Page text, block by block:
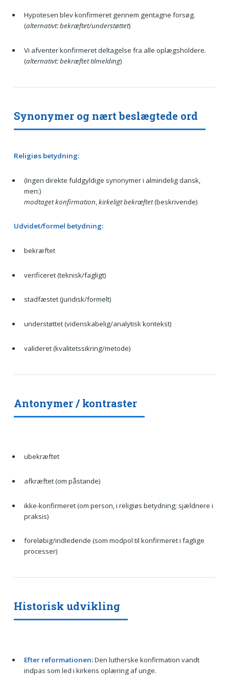
Hypotesen blev konfirmeret gennem gentagne forsøg.
(alternativt: bekræftet/understøttet)
Vi afventer konfirmeret deltagelse fra alle oplægsholdere.
(alternativt: bekræftet tilmelding)
Synonymer og nært beslægtede ord
Religiøs betydning:
(Ingen direkte fuldgyldige synonymer i almindelig dansk,
men:)
modtaget konfirmation,kirkeligt bekræftet(beskrivende)
Udvidet/formel betydning:
bekræftet
verificeret (teknisk/fagligt)
stadfæstet (juridisk/formelt)
understøttet (videnskabelig/analytisk kontekst)
valideret (kvalitetssikring/metode)
Antonymer / kontraster
ubekræftet
afkræftet (om påstande)
ikke-konfirmeret (om person, i religiøs betydning; sjældnere i
praksis)
foreløbig/indledende (som modpol til konfirmeret i faglige
processer)
Historisk udvikling
Efter reformationen:Den lutherske konfirmation vandt
indpas som led i kirkens oplæring af unge.